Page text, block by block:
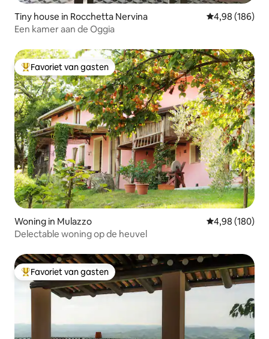
Tiny house in Rocchetta Nervina Gemiddelde
4,98 (186)
Een kamer aan de Oggia
Topfavoriet van gasten
Favoriet van gasten
Woning in Mulazzo Gemiddelde
4,98 (180)
Delectable woning op de heuvel
Topfavoriet van gasten
Favoriet van gasten